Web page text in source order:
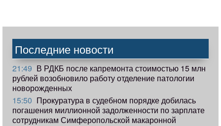
Последние новости
21:49 В РДКБ после капремонта стоимостью 15 млн
рублей возобновило работу отделение патологии
новорожденных
15:50 Прокуратура в судебном порядке добилась
погашения миллионной задолженности по зарплате
сотрудникам Симферопольской макаронной